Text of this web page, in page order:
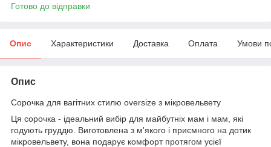
Готово до відправки
Опис Характеристики Доставка Оплата Умови
Опис
Сорочка для вагітних стилю oversize з мікровельвету
Ця сорочка - ідеальний вибір для майбутніх мам і мам, які
годують груддю. Виготовлена з м'якого і приємного на дотик
мікровельвету, вона подарує комфорт протягом усієї